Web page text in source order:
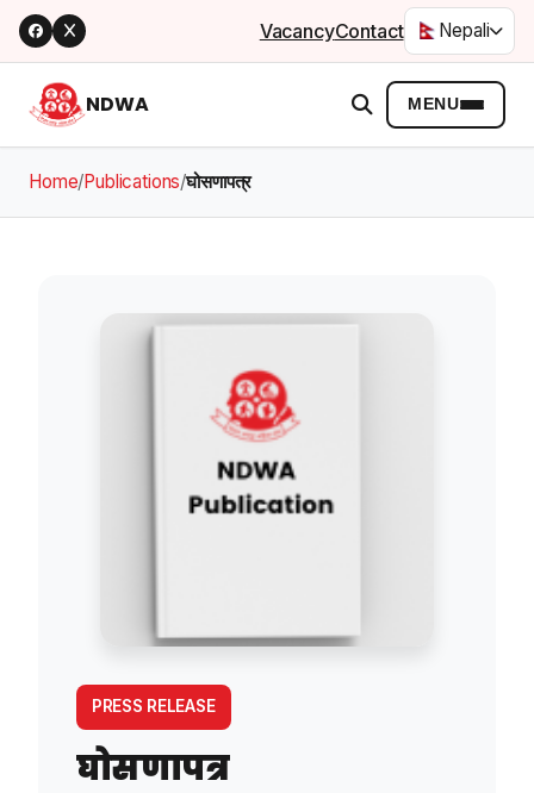
VacancyContact Nepali
NDWA MENU
Home/Publications/घोसणापत्र
PRESS RELEASE
घोसणापत्र